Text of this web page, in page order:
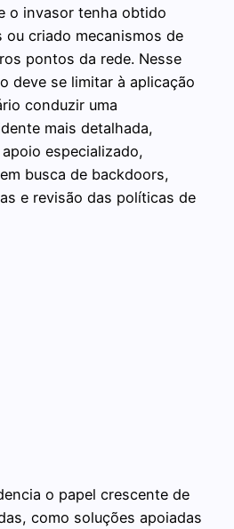
o invasor tenha obtido
ou criado mecanismos de
pontos da rede. Nesse
deve se limitar à aplicação
conduzir uma
mais detalhada,
especializado,
busca de backdoors,
e revisão das políticas de
o papel crescente de
como soluções apoiadas